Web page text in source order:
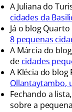
A Juliana do
cidades da
Já o blog
8 pequenas
A Márcia do
de cidades
A Klécia do blog
Ollantaytambo,
Fechando a
sobre a pequena